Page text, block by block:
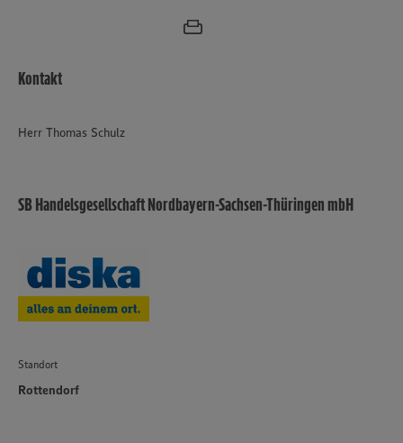
Kontakt
Herr Thomas Schulz
SB Handelsgesellschaft Nordbayern-Sachsen-Thüringen mbH
Standort
Rottendorf